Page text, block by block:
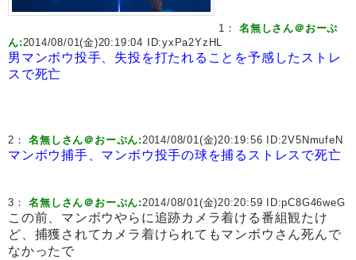
1：名無しさん＠おーぷ
ん:2014/08/01(金)20:19:04 ID:yxPa2YzHL
男マンボウ投手、失投を打たれることを予感したストレ
スで死亡
2：名無しさん＠おーぷん:2014/08/01(金)20:19:56 ID:2V5NmufeN
マンボウ捕手、マンボウ投手の球を捕るストレスで死亡
3：名無しさん＠おーぷん:2014/08/01(金)20:20:59 ID:pC8G46weG
この前、マンボウやらに追跡カメラ着ける番組観たけ
ど、捕獲されてカメラ着けられてもマンボウさん死んで
なかったで